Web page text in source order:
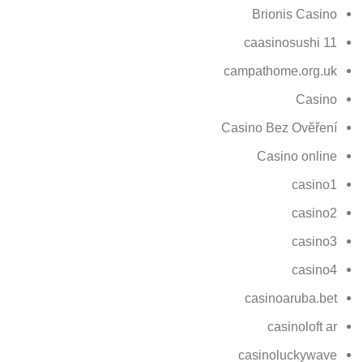
Brionis Casino
caasinosushi 11
campathome.org.uk
Casino
Casino Bez Ověření
Casino online
casino1
casino2
casino3
casino4
casinoaruba.bet
casinoloft ar
casinoluckywave